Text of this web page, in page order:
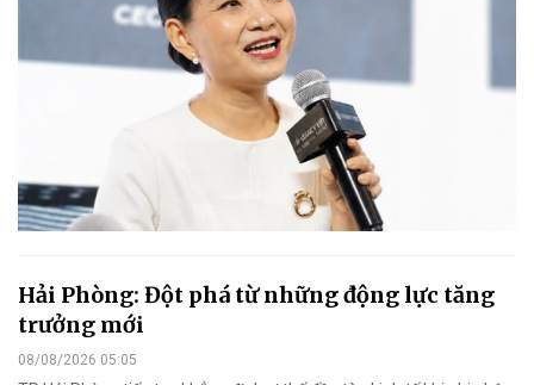
Hải Phòng: Đột phá từ những động lực tăng
trưởng mới
08/08/2026 05:05